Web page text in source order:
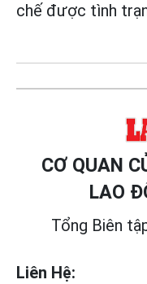
chế được tình
CƠ QUAN
LAO
Tổng Biên
Liên Hệ: